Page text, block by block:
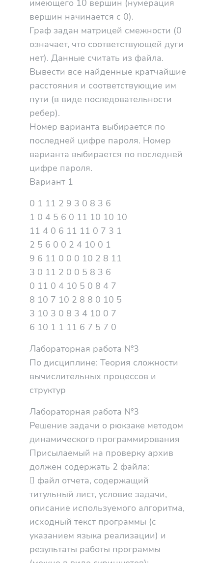
имеющего 10 вершин (нумерация
вершин начинается с 0).
Граф задан матрицей смежности (0
означает, что соответствующей дуги
нет). Данные считать из файла.
Вывести все найденные кратчайшие
расстояния и соответствующие им
пути (в виде последовательности
ребер).
Номер варианта выбирается по
последней цифре пароля. Номер
варианта выбирается по последней
цифре пароля.
Вариант 1
0 1 11 2 9 3 0 8 3 6
1 0 4 5 6 0 11 10 10 10
11 4 0 6 11 11 0 7 3 1
2 5 6 0 0 2 4 10 0 1
9 6 11 0 0 0 10 2 8 11
3 0 11 2 0 0 5 8 3 6
0 11 0 4 10 5 0 8 4 7
8 10 7 10 2 8 8 0 10 5
3 10 3 0 8 3 4 10 0 7
6 10 1 1 11 6 7 5 7 0
Лабораторная работа №3
По дисциплине: Теория сложности
вычислительных процессов и
структур
Лабораторная работа №3
Решение задачи о рюкзаке методом
динамического программирования
Присылаемый на проверку архив
должен содержать 2 файла:
 файл отчета, содержащий
титульный лист, условие задачи,
описание используемого алгоритма,
исходный текст программы (с
указанием языка реализации) и
результаты работы программы